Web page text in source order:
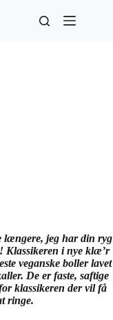
længere, jeg har din ryg
Klassikeren i nye klæ’r
veganske boller lavet
De er faste, saftige
klassikeren der vil få
ringe.